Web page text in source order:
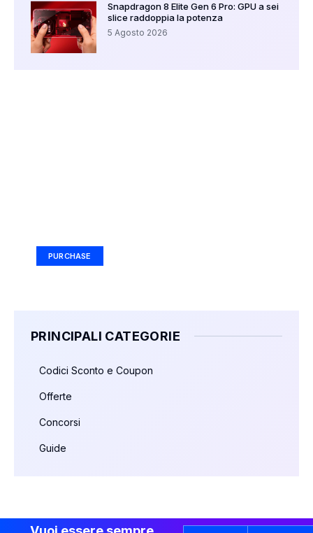
Snapdragon 8 Elite Gen 6 Pro: GPU a sei
slice raddoppia la potenza
5 Agosto 2026
PURCHASE
PRINCIPALI CATEGORIE
Codici Sconto e Coupon
Offerte
Concorsi
Guide